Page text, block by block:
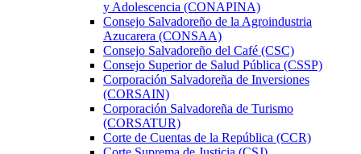
y Adolescencia (CONAPINA)
Consejo Salvadoreño de la Agroindustria
Azucarera (CONSAA)
Consejo Salvadoreño del Café (CSC)
Consejo Superior de Salud Pública (CSSP)
Corporación Salvadoreña de Inversiones
(CORSAIN)
Corporación Salvadoreña de Turismo
(CORSATUR)
Corte de Cuentas de la República (CCR)